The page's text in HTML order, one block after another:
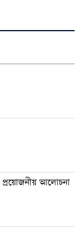
প্রয়োজনীয় আলোচনা